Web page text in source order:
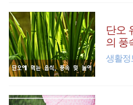
단오
의 풍
생활정